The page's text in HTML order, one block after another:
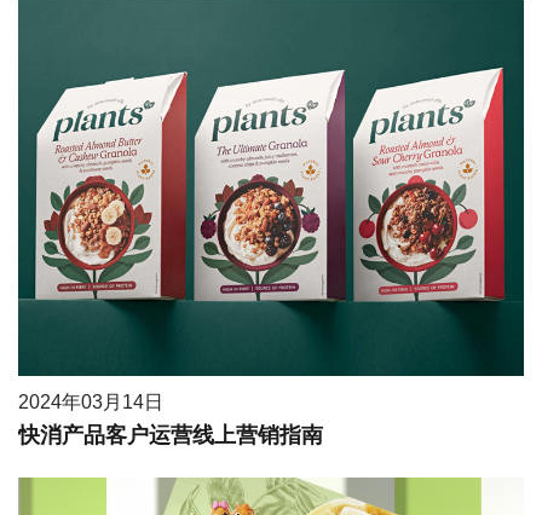
2024年03月14日
快消产品客户运营线上营销指南